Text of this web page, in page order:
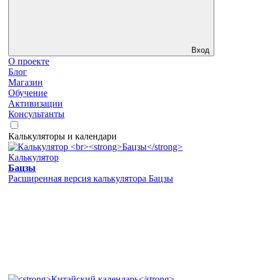
Вход
О проекте
Блог
Магазин
Обучение
Активизации
Консультанты
Калькуляторы и календари
Калькулятор
Бацзы
Расширенная версия калькулятора Бацзы